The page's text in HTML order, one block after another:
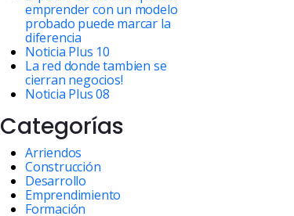
emprender con un modelo
probado puede marcar la
diferencia
Noticia Plus 10
La red donde tambien se
cierran negocios!
Noticia Plus 08
Categorías
Arriendos
Construcción
Desarrollo
Emprendimiento
Formación